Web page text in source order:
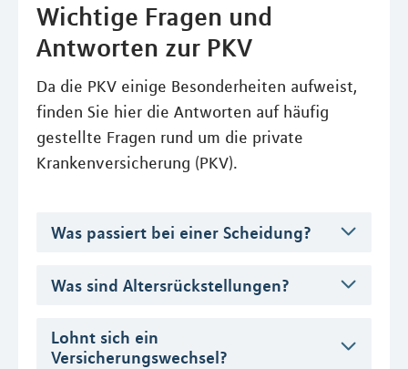
Wichtige Fragen und
Antworten zur PKV
Da die PKV einige Besonderheiten aufweist,
finden Sie hier die Antworten auf häufig
gestellte Fragen rund um die private
Krankenversicherung (PKV).
Was passiert bei einer Scheidung?
Was sind Altersrückstellungen?
Lohnt sich ein
Versicherungswechsel?